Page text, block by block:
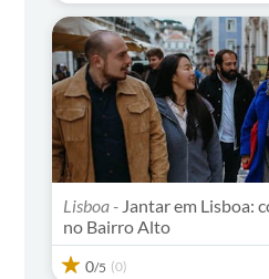
Lisboa - Jantar em Lisboa:
no Bairro Alto
0/5 (0)